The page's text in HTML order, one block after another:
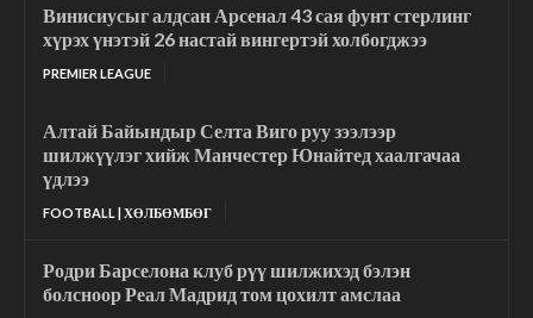
Винисиусыг алдсан Арсенал 43 сая фунт стерлинг
хүрэх үнэтэй 26 настай вингертэй холбогджээ
PREMIER LEAGUE
Алтай Байындыр Селта Виго руу зээлээр
шилжүүлэг хийж Манчестер Юнайтед хаалгачаа
үдлээ
FOOTBALL | ХӨЛБӨМБӨГ
Родри Барселона клуб рүү шилжихэд бэлэн
болсноор Реал Мадрид том цохилт амслаа